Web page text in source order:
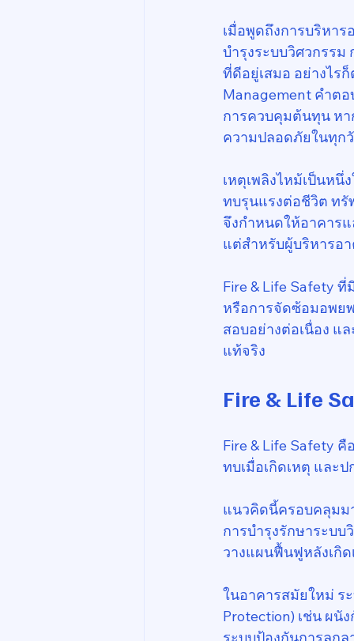
เมื่อพูดถึงการบริหา
บำรุงระบบวิศวกรร
ที่ดีอยู่เสมอ อย่างไ
Management คำตอ
การควบคุมต้นทุน ห
ความปลอดภัยในทุก
เหตุเพลิงไหม้เป็นห
ทบรุนแรงต่อชีวิต ทรั
จึงกำหนดให้อาคาร
แต่สำหรับผู้บริหารอ
Fire & Life Safety
หรือการจัดซ้อมอพย
สอบอย่างต่อเนื่อง แ
แท้จริง
Fire & Life
Fire & Life Safety
ทบเมื่อเกิดเหตุ และ
แนวคิดนี้ครอบคลุมม
การบำรุงรักษาระบบ
วางแผนฟื้นฟูหลังเกิ
ในอาคารสมัยใหม่ ร
Protection) เช่น ผนั